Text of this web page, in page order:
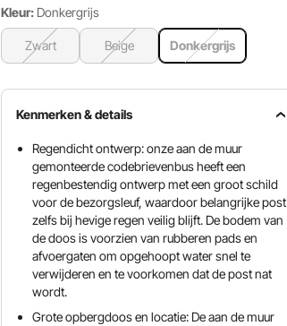
Kleur: Donkergrijs
Zwart Beige Donkergrijs
Kenmerken & details
Regendicht ontwerp: onze aan de muur
gemonteerde codebrievenbus heeft een
regenbestendig ontwerp met een groot schild
voor de bezorgsleuf, waardoor belangrijke post
zelfs bij hevige regen veilig blijft. De bodem van
de doos is voorzien van rubberen pads en
afvoergaten om opgehoopt water snel te
verwijderen en te voorkomen dat de post nat
wordt.
Grote opbergdoos en locatie: De aan de muur